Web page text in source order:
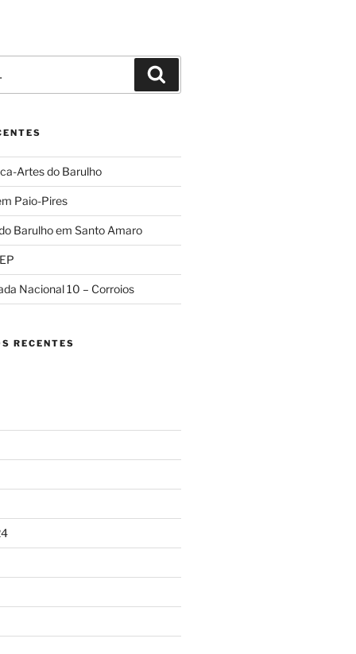
Artes do Barulho
Paio-Pires
Barulho em Santo Amaro
Nacional 10 – Corroios
RECENTES